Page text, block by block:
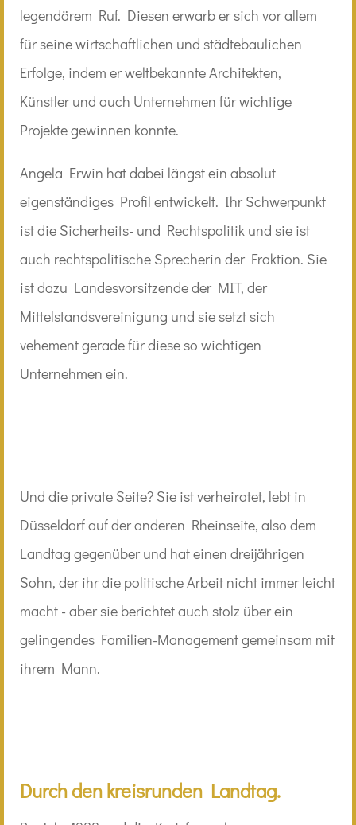
legendärem Ruf. Diesen erwarb er sich vor allem
für seine wirtschaftlichen und städtebaulichen
Erfolge, indem er weltbekannte Architekten,
Künstler und auch Unternehmen für wichtige
Projekte gewinnen konnte.
Angela Erwin hat dabei längst ein absolut
eigenständiges Profil entwickelt. Ihr Schwerpunkt
ist die Sicherheits- und Rechtspolitik und sie ist
auch rechtspolitische Sprecherin der Fraktion. Sie
ist dazu Landesvorsitzende der MIT, der
Mittelstandsvereinigung und sie setzt sich
vehement gerade für diese so wichtigen
Unternehmen ein.
Und die private Seite? Sie ist verheiratet, lebt in
Düsseldorf auf der anderen Rheinseite, also dem
Landtag gegenüber und hat einen dreijährigen
Sohn, der ihr die politische Arbeit nicht immer leicht
macht - aber sie berichtet auch stolz über ein
gelingendes Familien-Management gemeinsam mit
ihrem Mann.
Durch den kreisrunden Landtag.